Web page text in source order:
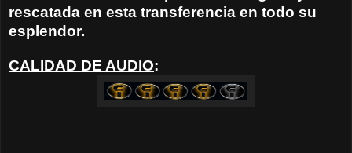
rescatada en esta transferencia en todo su
esplendor.
CALIDAD DE AUDIO: